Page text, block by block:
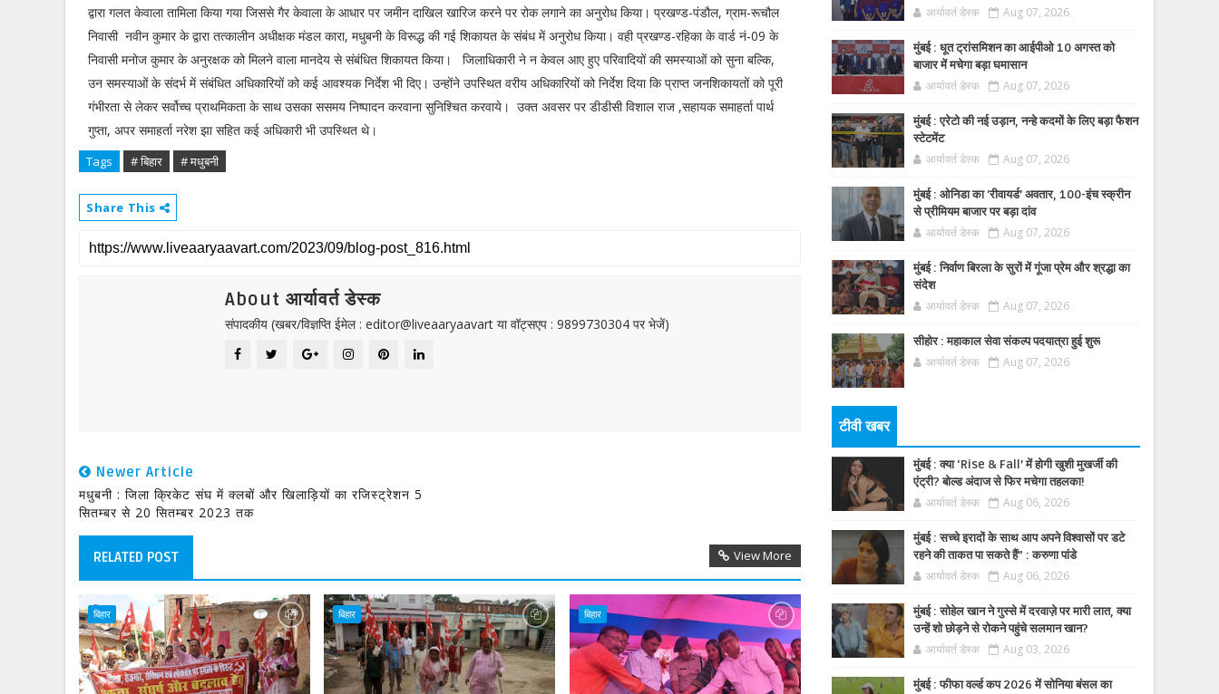
द्वारा गलत केवाला तामिला किया गया जिससे गैर केवाला के आधार पर जमीन दाखिल खारिज करने पर रोक लगाने का अनुरोध किया। प्रखण्ड-पंडौल, ग्राम-रूचौल
निवासी नवीन कुमार के द्वारा तत्कालीन अधीक्षक मंडल कारा, मधुबनी के विरूद्ध की गई शिकायत के संबंध में अनुरोध किया। वही प्रखण्ड-रहिका के वार्ड नं-09 के
निवासी मनोज कुमार के अनुरक्षक को मिलने वाला मानदेय से संबंधित शिकायत किया। जिलाधिकारी ने न केवल आए हुए परिवादियों की समस्याओं को सुना बल्कि,
उन समस्याओं के संदर्भ में संबंधित अधिकारियों को कई आवश्यक निर्देश भी दिए। उन्होंने उपस्थित वरीय अधिकारियों को निर्देश दिया कि प्राप्त जनशिकायतों को पूरी
गंभीरता से लेकर सर्वोच्च प्राथमिकता के साथ उसका ससमय निष्पादन करवाना सुनिश्चित करवाये। उक्त अवसर पर डीडीसी विशाल राज ,सहायक समाहर्ता पार्थ
गुप्ता, अपर समाहर्ता नरेश झा सहित कई अधिकारी भी उपस्थित थे।
Tags # बिहार # मधुबनी
Share This
About आर्यावर्त डेस्क
संपादकीय (खबर/विज्ञप्ति ईमेल : editor@liveaaryaavart या वॉट्सएप : 9899730304 पर भेजें)
Newer Article
मधुबनी : जिला क्रिकेट संघ में क्लबों और खिलाड़ियों का रजिस्ट्रेशन 5
सितम्बर से 20 सितम्बर 2023 तक
RELATED POST View More
बिहार बिहार बिहार
आर्यावर्त डेस्क Aug 07, 2026
मुंबई : धूत ट्रांसमिशन का आईपीओ 10 अगस्त को
बाजार में मचेगा बड़ा घमासान
आर्यावर्त डेस्क Aug 07, 2026
मुंबई : एरेटो की नई उड़ान, नन्हे कदमों के लिए बड़ा फैशन
स्टेटमेंट
आर्यावर्त डेस्क Aug 07, 2026
मुंबई : ओनिडा का 'रीवायर्ड’ अवतार, 100-इंच स्क्रीन
से प्रीमियम बाजार पर बड़ा दांव
आर्यावर्त डेस्क Aug 07, 2026
मुंबई : निर्वाण बिरला के सुरों में गूंजा प्रेम और श्रद्धा का
संदेश
आर्यावर्त डेस्क Aug 07, 2026
सीहोर : महाकाल सेवा संकल्प पदयात्रा हुई शुरू
आर्यावर्त डेस्क Aug 07, 2026
टीवी खबर
मुंबई : क्या ‘Rise & Fall’ में होगी खुशी मुखर्जी की
एंट्री? बोल्ड अंदाज से फिर मचेगा तहलका!
आर्यावर्त डेस्क Aug 06, 2026
मुंबई : सच्चे इरादों के साथ आप अपने विश्वासों पर डटे
रहने की ताकत पा सकते हैं” : करुणा पांडे
आर्यावर्त डेस्क Aug 06, 2026
मुंबई : सोहेल खान ने गुस्से में दरवाज़े पर मारी लात, क्या
उन्हें शो छोड़ने से रोकने पहुंचे सलमान खान?
आर्यावर्त डेस्क Aug 03, 2026
मुंबई : फीफा वर्ल्ड कप 2026 में सोनिया बंसल का